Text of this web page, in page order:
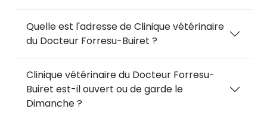
Quelle est l'adresse de Clinique vétérinaire
du Docteur Forresu-Buiret ?
Clinique vétérinaire du Docteur Forresu-
Buiret est-il ouvert ou de garde le
Dimanche ?